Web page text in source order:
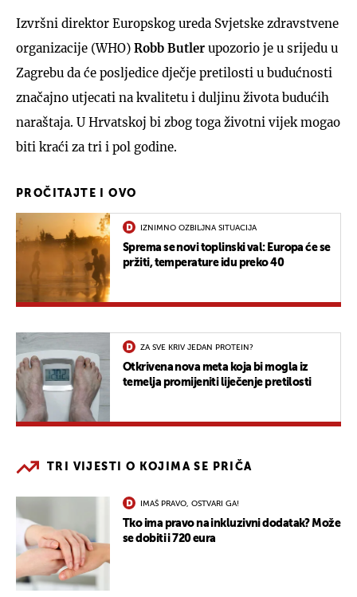
Izvršni direktor Europskog ureda Svjetske zdravstvene
organizacije (WHO) Robb Butler upozorio je u srijedu u
Zagrebu da će posljedice dječje pretilosti u budućnosti
značajno utjecati na kvalitetu i duljinu života budućih
naraštaja. U Hrvatskoj bi zbog toga životni vijek mogao
biti kraći za tri i pol godine.
PROČITAJTE I OVO
IZNIMNO OZBILJNA SITUACIJA
Sprema se novi toplinski val: Europa će se
pržiti, temperature idu preko 40
ZA SVE KRIV JEDAN PROTEIN?
Otkrivena nova meta koja bi mogla iz
temelja promijeniti liječenje pretilosti
TRI VIJESTI O KOJIMA SE PRIČA
IMAŠ PRAVO, OSTVARI GA!
Tko ima pravo na inkluzivni dodatak? Može
se dobiti i 720 eura